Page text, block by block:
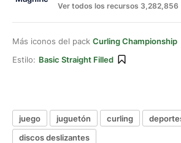
Ver todos los recursos 3,282,856
Más iconos del pack Curling Championship
Estilo: Basic Straight Filled
juego juguetón curling
discos deslizantes